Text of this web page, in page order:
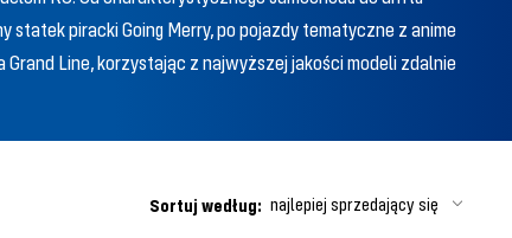
statek piracki Going Merry, po pojazdy tematyczne z anime
Grand Line, korzystając z najwyższej jakości modeli zdalnie
Sortuj według: najlepiej sprzedający się